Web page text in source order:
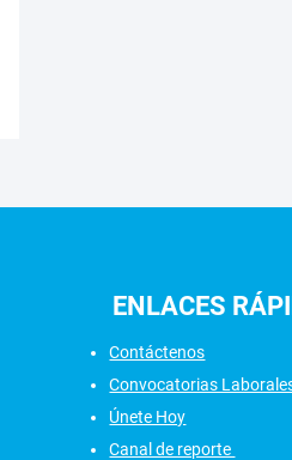
ENLACES
Contáctenos
Convocatorias
Únete Hoy
Canal de reporte